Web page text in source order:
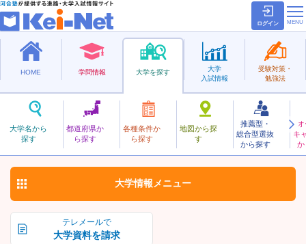
ログイン
HOME 学問情報 大学を探す
大学名から
探す
都道府県か
ら探す
各種条件か
ら探す
地図から探
す
推薦型・
総合型選抜
から探す
キ
か
大学
入試情報
受験対策・
勉強法
私立
きゅうしゅうこくさい
九州国際大学 お気に入り
テレメールで
大学資料を請求
大学情報 メニュー